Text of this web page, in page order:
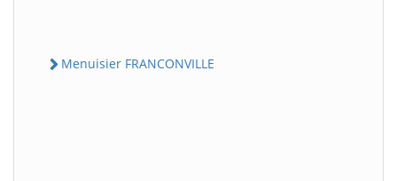
Menuisier FRANCONVILLE